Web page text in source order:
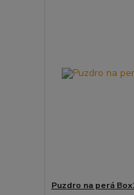
Puzdro na perá